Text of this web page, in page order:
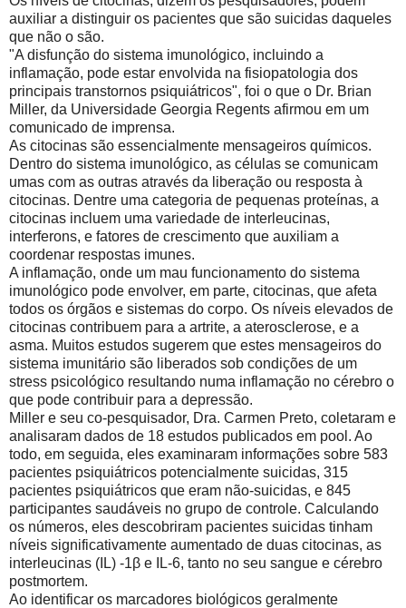
auxiliar a distinguir os pacientes que são suicidas daqueles
que não o são.
"A disfunção do sistema imunológico, incluindo a
inflamação, pode estar envolvida na fisiopatologia dos
principais transtornos psiquiátricos", foi o que o Dr. Brian
Miller, da Universidade Georgia Regents afirmou em um
comunicado de imprensa.
As citocinas são essencialmente mensageiros químicos.
Dentro do sistema imunológico, as células se comunicam
umas com as outras através da liberação ou resposta à
citocinas. Dentre uma categoria de pequenas proteínas, a
citocinas incluem uma variedade de interleucinas,
interferons, e fatores de crescimento que auxiliam a
coordenar respostas imunes.
A inflamação, onde um mau funcionamento do sistema
imunológico pode envolver, em parte, citocinas, que afeta
todos os órgãos e sistemas do corpo. Os níveis elevados de
citocinas contribuem para a artrite, a aterosclerose, e a
asma. Muitos estudos sugerem que estes mensageiros do
sistema imunitário são liberados sob condições de um
stress psicológico resultando numa inflamação no cérebro o
que pode contribuir para a depressão.
Miller e seu co-pesquisador, Dra. Carmen Preto, coletaram e
analisaram dados de 18 estudos publicados em pool. Ao
todo, em seguida, eles examinaram informações sobre 583
pacientes psiquiátricos potencialmente suicidas, 315
pacientes psiquiátricos que eram não-suicidas, e 845
participantes saudáveis ​​no grupo de controle. Calculando
os números, eles descobriram pacientes suicidas tinham
níveis significativamente aumentado de duas citocinas, as
interleucinas (IL) -1β e IL-6, tanto no seu sangue e cérebro
postmortem.
Ao identificar os marcadores biológicos geralmente